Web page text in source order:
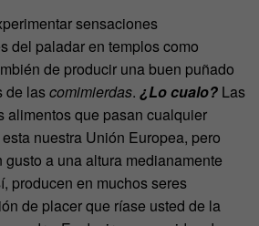
sensaciones
del paladar en templos como
de producir una buen puñado
de lascomimierdas. ¿Lo cualo? Las
alimentos que pasan cualquier
nuestra Unión Europea, pero
a una altura medianamente
producen en muchos seres
de placer que ríase usted de la